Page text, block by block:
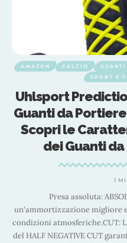
AMAZON CALCIO
SPORT E
Uhlsport
Guanti da
Scopri le
dei Guanti
1
Presa assoluta:
un'ammortizzazione migliore
condizioni atmosferiche.CUT:
del HALF NEGATIVE CUT